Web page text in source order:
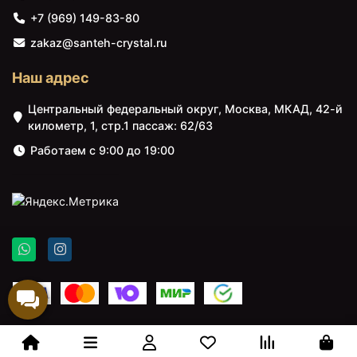
+7 (969) 149-83-80
zakaz@santeh-crystal.ru
Наш адрес
Центральный федеральный округ, Москва, МКАД, 42-й
километр, 1, стр.1 пассаж: 62/63
Работаем с 9:00 до 19:00